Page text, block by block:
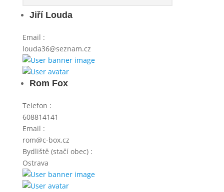
Jiří Louda
Email :
louda36@seznam.cz
Rom Fox
Telefon :
608814141
Email :
rom@c-box.cz
Bydliště (stačí obec) :
Ostrava